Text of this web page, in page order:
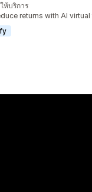
ห้บริการ
returns with AI